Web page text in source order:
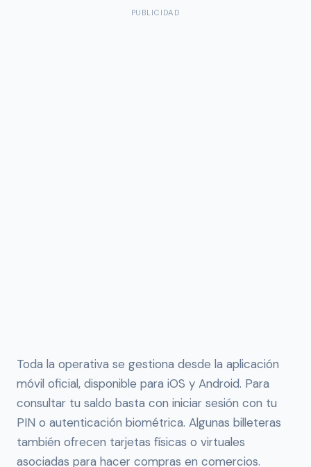
PUBLICIDAD
Toda la operativa se gestiona desde la aplicación
móvil oficial, disponible para iOS y Android. Para
consultar tu saldo basta con iniciar sesión con tu
PIN o autenticación biométrica. Algunas billeteras
también ofrecen tarjetas físicas o virtuales
asociadas para hacer compras en comercios.